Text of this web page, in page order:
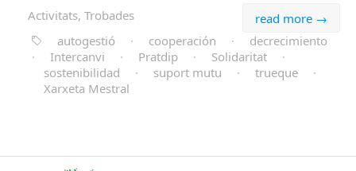
read more →
Activitats, Trobades
autogestió
· cooperación ·
decrecimiento
·
Intercanvi · Pratdip · Solidaritat
·
sostenibilidad
· suport mutu · trueque
·
Xarxeta Mestral